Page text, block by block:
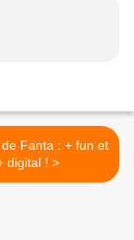
Fanta : + fun et
+ digital ! >